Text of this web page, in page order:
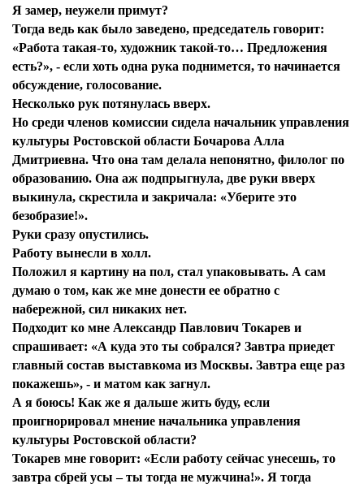
Я замер, неужели примут?
Тогда ведь как было заведено, председатель говорит:
«Работа такая-то, художник такой-то… Предложения
есть?», - если хоть одна рука поднимется, то начинается
обсуждение, голосование.
Несколько рук потянулась вверх.
Но среди членов комиссии сидела начальник управления
культуры Ростовской области Бочарова Алла
Дмитриевна. Что она там делала непонятно, филолог по
образованию. Она аж подпрыгнула, две руки вверх
выкинула, скрестила и закричала: «Уберите это
безобразие!».
Руки сразу опустились.
Работу вынесли в холл.
Положил я картину на пол, стал упаковывать. А сам
думаю о том, как же мне донести ее обратно с
набережной, сил никаких нет.
Подходит ко мне Александр Павлович Токарев и
спрашивает: «А куда это ты собрался? Завтра приедет
главный состав выставкома из Москвы. Завтра еще раз
покажешь», - и матом как загнул.
А я боюсь! Как же я дальше жить буду, если
проигнорировал мнение начальника управления
культуры Ростовской области?
Токарев мне говорит: «Если работу сейчас унесешь, то
завтра сбрей усы – ты тогда не мужчина!». Я тогда